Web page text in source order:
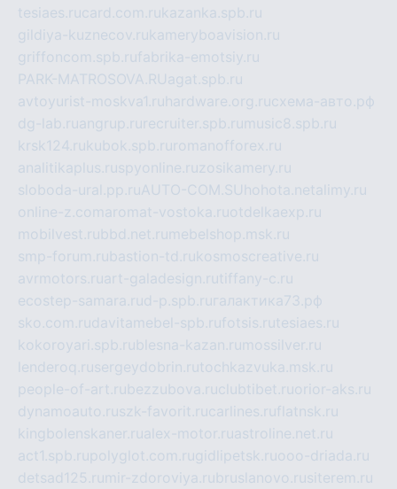
tesiaes.rucard.com.rukazanka.spb.ru
gildiya-kuznecov.rukameryboavision.ru
griffoncom.spb.rufabrika-emotsiy.ru
PARK-MATROSOVA.RUagat.spb.ru
avtoyurist-moskva1.ru hardware.org.ruсхема-авто.рф
dg-lab.ruangrup.ru recruiter.spb.ru music8.spb.ru
krsk124.rukubok.spb.ru romanofforex.ru
analitikaplus.ruspyonline.ruzosikamery.ru
sloboda-ural.pp.ruAUTO-COM.SU hohota.net alimy.ru
online-z.comaromat-vostoka.ruotdelkaexp.ru
mobilvest.rubbd.net.ru mebelshop.msk.ru
smp-forum.rubastion-td.rukosmoscreative.ru
avrmotors.ruart-galadesign.rutiffany-c.ru
ecostep-samara.rud-p.spb.ru галактика73.рф
sko.com.rudavitamebel-spb.rufotsis.rutesiaes.ru
kokoroyari.spb.rublesna-kazan.ru mossilver.ru
lenderoq.rusergeydobrin.rutochkazvuka.msk.ru
people-of-art.rubezzubova.ruclubtibet.ruorior-aks.ru
dynamoauto.ruszk-favorit.rucarlines.ruflatnsk.ru
kingbolenskaner.rualex-motor.ruastroline.net.ru
act1.spb.rupolyglot.com.rugidlipetsk.ruooo-driada.ru
detsad125.ru mir-zdoroviya.rubruslanovo.rusiterem.ru